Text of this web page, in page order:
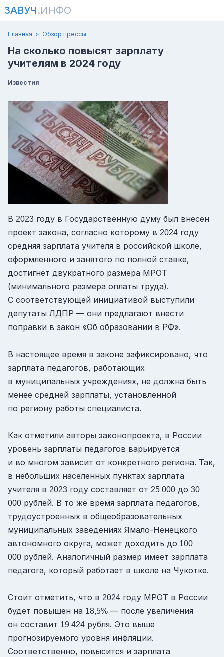
ЗАВУЧ.ИНФО
Главная Обзор прессы
На сколько повысят зарплату
учителям в 2024 году
Известия
В 2023 году в Государственную думу был внесен
проект закона, согласно которому в 2024 году
средняя зарплата учителя в российской школе,
оформленного и занятого по полной ставке,
достигнет двукратного размера МРОТ
(минимального размера оплаты труда).
С соответствующей инициативой выступили
депутаты ЛДПР — они предлагают внести
поправки в закон «Об образовании в РФ».
В настоящее время в законе зафиксировано, что
зарплата педагогов, работающих
в муниципальных учреждениях, не должна быть
менее средней зарплаты, установленной
по региону работы специалиста.
Как отметили авторы законопроекта, в России
уровень зарплаты педагогов варьируется
и во многом зависит от конкретного региона. Так,
в небольших населенных пунктах зарплата
учителя в 2023 году составляет от 25 000 до 30
000 рублей. В то же время зарплата педагогов,
трудоустроенных в общеобразовательных
муниципальных заведениях Ямало-Ненецкого
автономного округа, может доходить до 100
000 рублей. Аналогичный размер имеет зарплата
педагога, который работает в школе на Чукотке.
Стоит отметить, что в 2024 году МРОТ в России
будет повышен на 18,5% — после увеличения
он составит 19 424 рубля. Это выше
прогнозируемого уровня инфляции.
Соответственно, повысится и зарплата